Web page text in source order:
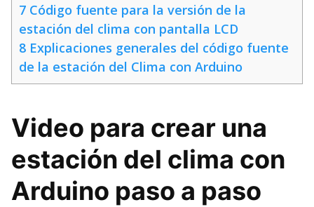
7 Código fuente para la versión de la
estación del clima con pantalla LCD
8 Explicaciones generales del código fuente
de la estación del Clima con Arduino
Video para crear una
estación del clima con
Arduino paso a paso